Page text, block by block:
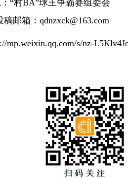
村BA”球王争霸赛组委会
箱：qdnzxck@163.com
mp.weixin.qq.com/s/nz-